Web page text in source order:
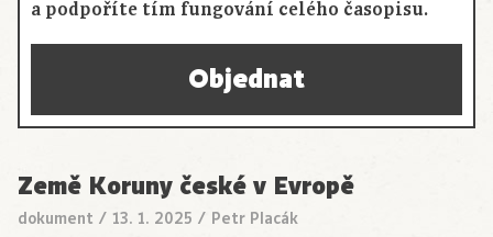
a podpoříte tím fungování celého časopisu.
Objednat
Země Koruny české v Evropě
dokument / 13. 1. 2025 / Petr Placák